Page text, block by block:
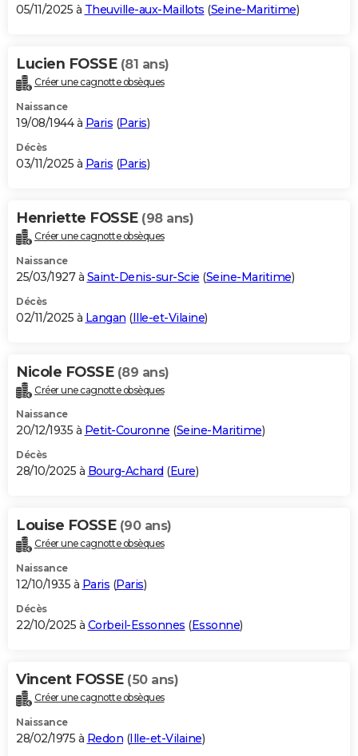
05/11/2025 à Theuville-aux-Maillots (Seine-Maritime)
Lucien FOSSE (81 ans)
Créer une cagnotte obsèques
Naissance
19/08/1944 à Paris (Paris)
Décès
03/11/2025 à Paris (Paris)
Henriette FOSSE (98 ans)
Créer une cagnotte obsèques
Naissance
25/03/1927 à Saint-Denis-sur-Scie (Seine-Maritime)
Décès
02/11/2025 à Langan (Ille-et-Vilaine)
Nicole FOSSE (89 ans)
Créer une cagnotte obsèques
Naissance
20/12/1935 à Petit-Couronne (Seine-Maritime)
Décès
28/10/2025 à Bourg-Achard (Eure)
Louise FOSSE (90 ans)
Créer une cagnotte obsèques
Naissance
12/10/1935 à Paris (Paris)
Décès
22/10/2025 à Corbeil-Essonnes (Essonne)
Vincent FOSSE (50 ans)
Créer une cagnotte obsèques
Naissance
28/02/1975 à Redon (Ille-et-Vilaine)